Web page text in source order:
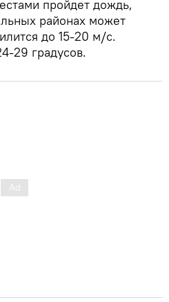
пройдет дождь,
районах может
до 15-20 м/с.
29 градусов.